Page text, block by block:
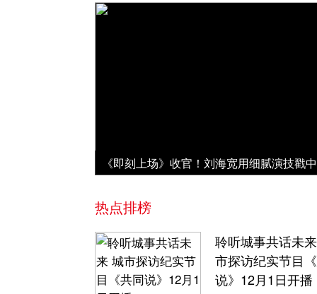
热点排榜
聆听城事共话未
市探访纪实节目
说》12月1日开播